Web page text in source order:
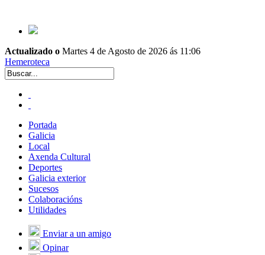
Actualizado o Martes 4 de Agosto de 2026 ás 11:06
Hemeroteca
Portada
Galicia
Local
Axenda Cultural
Deportes
Galicia exterior
Sucesos
Colaboracións
Utilidades
Enviar a un amigo
Opinar